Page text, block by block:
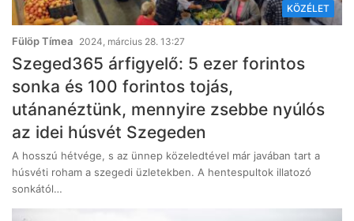
KÖZÉLET
Fülöp Tímea 2024, március 28. 13:27
Szeged365 árfigyelő: 5 ezer forintos
sonka és 100 forintos tojás,
utánanéztünk, mennyire zsebbe nyúlós
az idei húsvét Szegeden
A hosszú hétvége, s az ünnep közeledtével már javában tart a
húsvéti roham a szegedi üzletekben. A hentespultok illatozó
sonkától…